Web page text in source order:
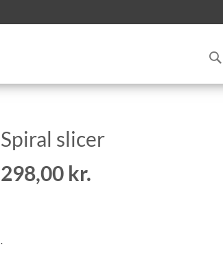
Spiral slicer
298,00 kr.
.